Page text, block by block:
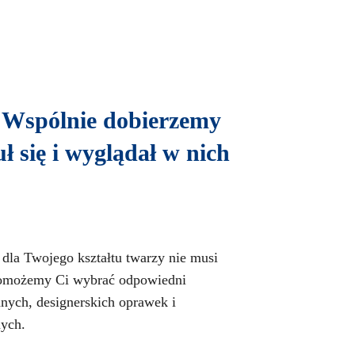
dobierzemy
się i wyglądał w nich
Twojego kształtu twarzy nie musi
Ci wybrać odpowiedni
designerskich oprawek i